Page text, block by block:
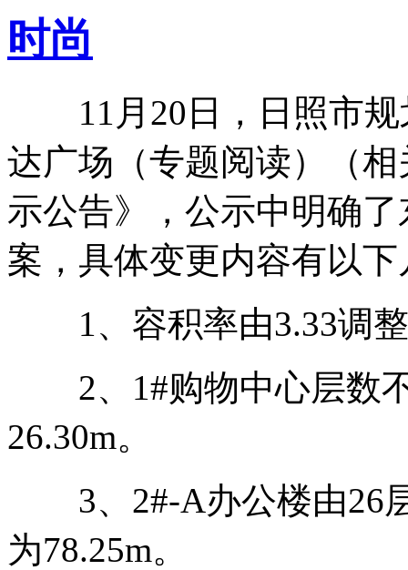
时尚
11月20日，日照市规
达广场（专题阅读）（
示公告》，公示中明确
案，具体变更内容有以下
1、容积率由3.33调整
2、1#购物中心层数不
26.30m。
3、2#-A办公楼由26层
为78.25m。